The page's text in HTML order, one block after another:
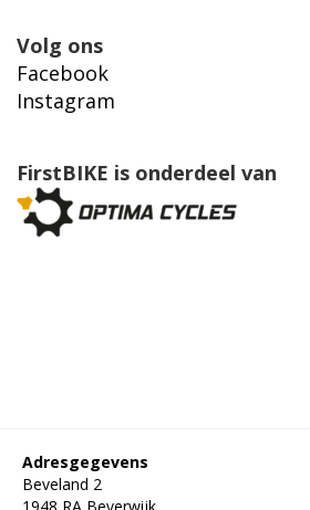
Volg ons
Facebook
Instagram
FirstBIKE is onderdeel van
Adresgegevens
Beveland 2